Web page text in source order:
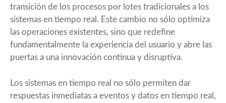
transición de los procesos por lotes tradicionales a los
sistemas en tiempo real. Este cambio no sólo optimiza
las operaciones existentes, sino que redefine
fundamentalmente la experiencia del usuario y abre las
puertas a una innovación continua y disruptiva.
Los sistemas en tiempo real no sólo permiten dar
respuestas inmediatas a eventos y datos en tiempo real,